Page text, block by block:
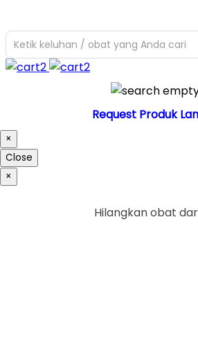
Ketik keluhan / obat yang Anda cari
Request Produk
×
Close
×
Hilangkan obat